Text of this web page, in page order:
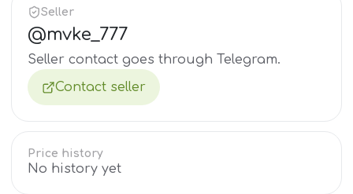
Seller
@mvke_777
Seller contact goes through Telegram.
Contact seller
Price history
No history yet